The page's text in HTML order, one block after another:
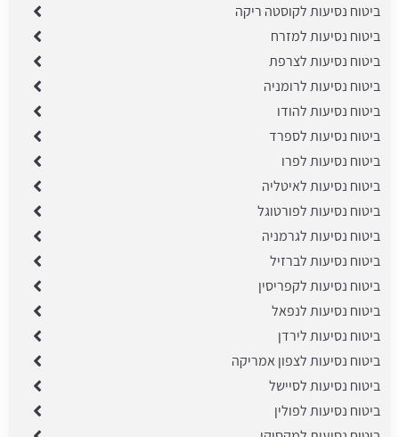
ביטוח נסיעות לקוסטה ריקה
ביטוח נסיעות למזרח
ביטוח נסיעות לצרפת
ביטוח נסיעות לרומניה
ביטוח נסיעות להודו
ביטוח נסיעות לספרד
ביטוח נסיעות לפרו
ביטוח נסיעות לאיטליה
ביטוח נסיעות לפורטוגל
ביטוח נסיעות לגרמניה
ביטוח נסיעות לברזיל
ביטוח נסיעות לקפריסין
ביטוח נסיעות לנפאל
ביטוח נסיעות לירדן
ביטוח נסיעות לצפון אמריקה
ביטוח נסיעות לסיישל
ביטוח נסיעות לפולין